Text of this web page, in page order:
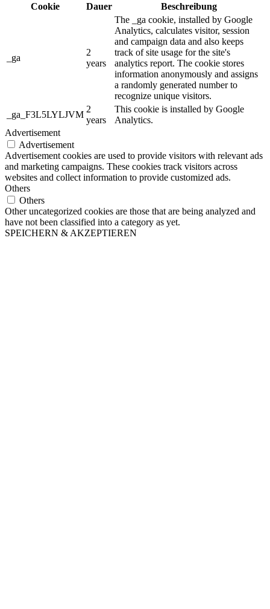
Cookie
Dauer Beschreibung
_ga
2
years
The _ga cookie, installed by Google
Analytics, calculates visitor, session
and campaign data and also keeps
track of site usage for the site's
analytics report. The cookie stores
information anonymously and assigns
a randomly generated number to
recognize unique visitors.
_ga_F3L5LYLJVM
2
years
This cookie is installed by Google
Analytics.
Advertisement
Advertisement
Advertisement cookies are used to provide visitors with relevant ads
and marketing campaigns. These cookies track visitors across
websites and collect information to provide customized ads.
Others
Others
Other uncategorized cookies are those that are being analyzed and
have not been classified into a category as yet.
SPEICHERN & AKZEPTIEREN